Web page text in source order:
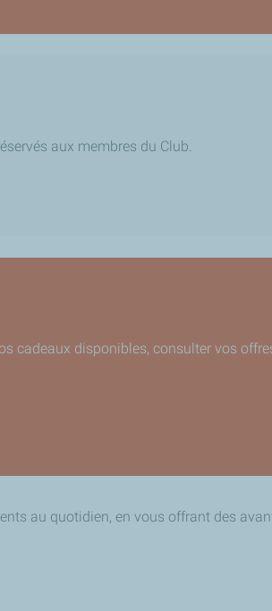
aux membres du Club.
cadeaux disponibles, consulter vos
au quotidien, en vous offrant des